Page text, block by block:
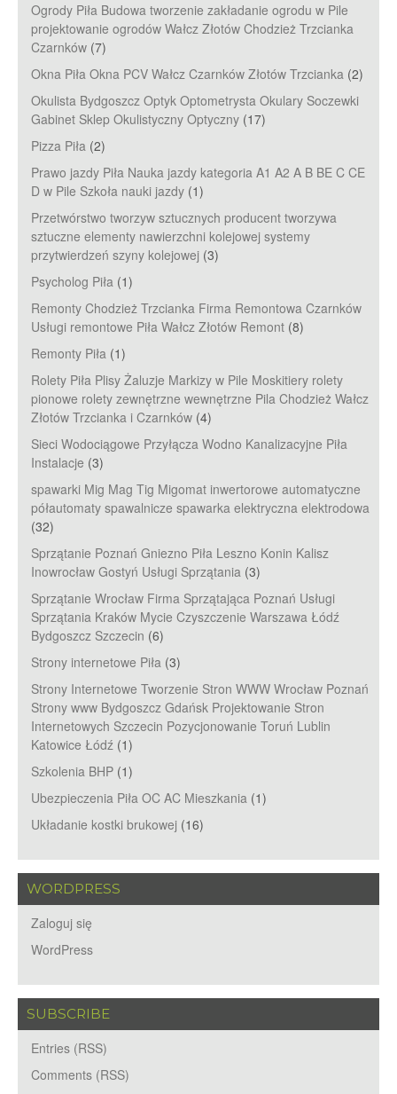
Ogrody Piła Budowa tworzenie zakładanie ogrodu w Pile
projektowanie ogrodów Wałcz Złotów Chodzież Trzcianka
Czarnków (7)
Okna Piła Okna PCV Wałcz Czarnków Złotów Trzcianka (2)
Okulista Bydgoszcz Optyk Optometrysta Okulary Soczewki
Gabinet Sklep Okulistyczny Optyczny (17)
Pizza Piła (2)
Prawo jazdy Piła Nauka jazdy kategoria A1 A2 A B BE C CE
D‎ w Pile Szkoła nauki jazdy (1)
Przetwórstwo tworzyw sztucznych producent tworzywa
sztuczne elementy nawierzchni kolejowej systemy
przytwierdzeń szyny kolejowej (3)
Psycholog Piła (1)
Remonty Chodzież Trzcianka Firma Remontowa Czarnków
Usługi remontowe Piła Wałcz Złotów Remont (8)
Remonty Piła (1)
Rolety Piła Plisy Żaluzje Markizy w Pile Moskitiery rolety
pionowe rolety zewnętrzne wewnętrzne Pila Chodzież Wałcz
Złotów Trzcianka i Czarnków (4)
Sieci Wodociągowe Przyłącza Wodno Kanalizacyjne Piła
Instalacje (3)
spawarki Mig Mag Tig Migomat inwertorowe automatyczne
półautomaty spawalnicze spawarka elektryczna elektrodowa
(32)
Sprzątanie Poznań Gniezno Piła Leszno Konin Kalisz
Inowrocław Gostyń Usługi Sprzątania (3)
Sprzątanie Wrocław Firma Sprzątająca Poznań Usługi
Sprzątania Kraków Mycie Czyszczenie Warszawa Łódź
Bydgoszcz Szczecin (6)
Strony internetowe Piła (3)
Strony Internetowe Tworzenie Stron WWW Wrocław Poznań
Strony www Bydgoszcz Gdańsk Projektowanie Stron
Internetowych Szczecin Pozycjonowanie Toruń Lublin
Katowice Łódź (1)
Szkolenia BHP (1)
Ubezpieczenia Piła OC AC Mieszkania (1)
Układanie kostki brukowej (16)
WORDPRESS
Zaloguj się
WordPress
SUBSCRIBE
Entries (RSS)
Comments (RSS)